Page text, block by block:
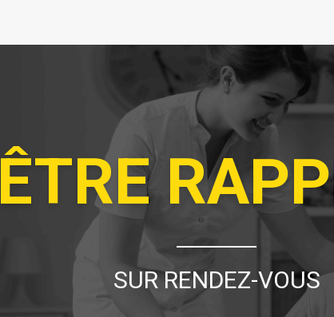
ÊTRE
SUR RENDEZ-VOUS